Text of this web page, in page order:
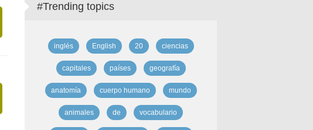
#Trending topics
inglés English 20 ciencias
capitales países geografía
anatomía cuerpo humano mundo
animales de vocabulario